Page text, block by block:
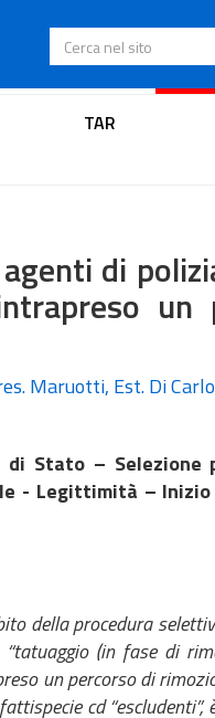
Cerca nel sito
TAR
di
un
Maruotti, Est. Di Carlo
Stato – Selezione
- Legittimità –
della procedura
(in fase di
un percorso di
cd